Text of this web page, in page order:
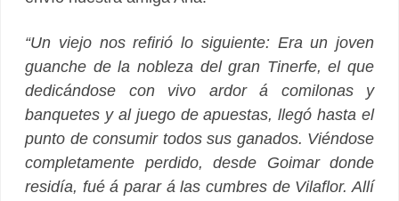
“Un viejo nos refirió lo siguiente: Era un joven
guanche de la nobleza del gran Tinerfe, el que
dedicándose con vivo ardor á comilonas y
banquetes y al juego de apuestas, llegó hasta el
punto de consumir todos sus ganados. Viéndose
completamente perdido, desde Goimar donde
residía, fué á parar á las cumbres de Vilaflor. Allí